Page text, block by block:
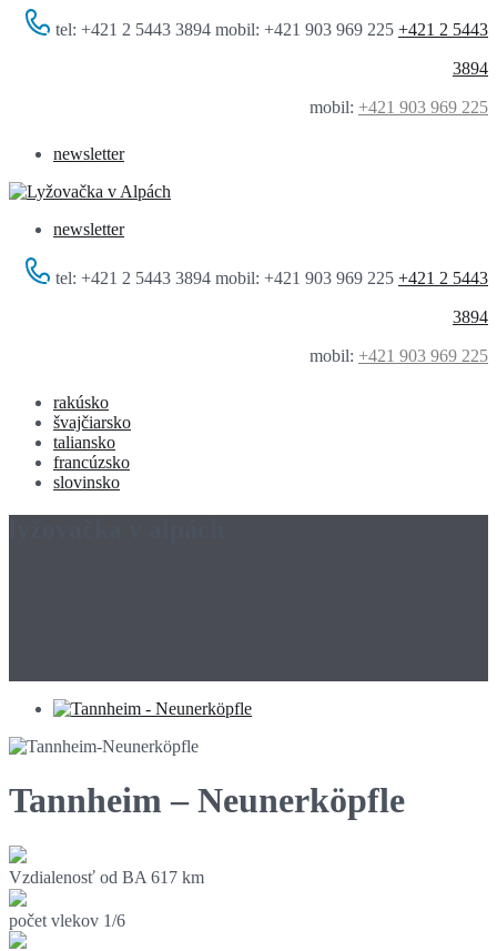
tel: +421 2 5443 3894 mobil: +421 903 969 225 +421 2 5443
3894
mobil: +421 903 969 225
newsletter
newsletter
tel: +421 2 5443 3894 mobil: +421 903 969 225 +421 2 5443
3894
mobil: +421 903 969 225
rakúsko
švajčiarsko
taliansko
francúzsko
slovinsko
Tannheim – Neunerköpfle
Vzdialenosť od BA 617 km
počet vlekov 1/6